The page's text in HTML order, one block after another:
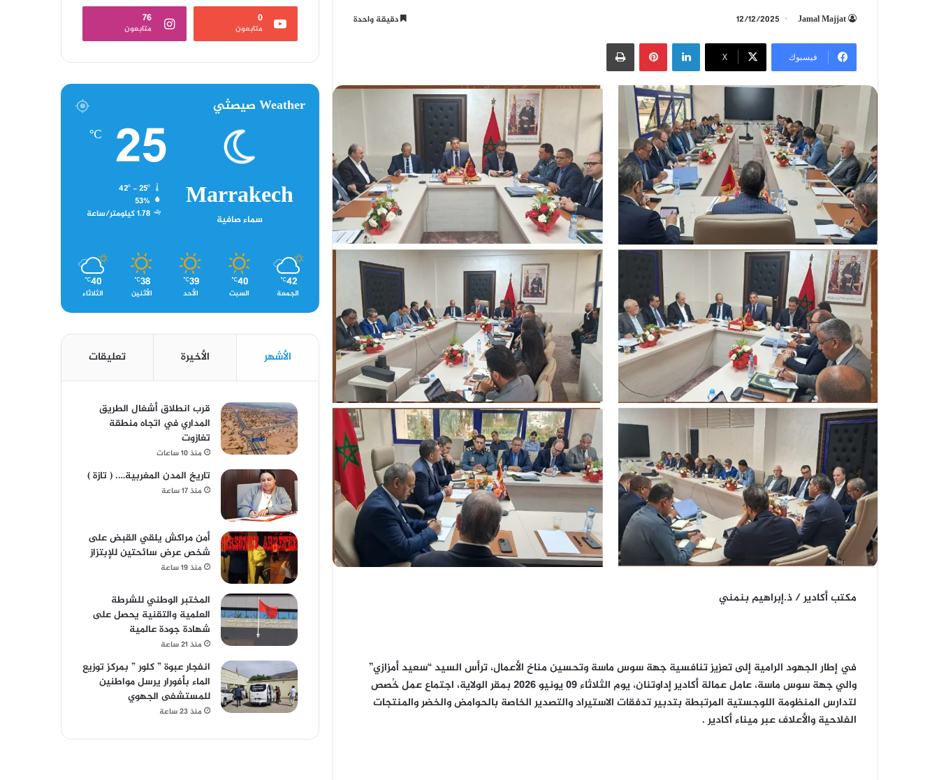
Jamal Majjat
12/12/2025 دقيقة واحدة
فيسبوك ‫X
لينكدإن بينتيريست
مكتب أكادير / ذ.إبراهيم بنمني
في إطار الجهود الرامية إلى تعزيز تنافسية جهة سوس ماسة وتحسين مناخ الأعمال، ترأس السيد “سعيد أمزازي”
والي جهة سوس ماسة، عامل عمالة أكادير إداوتنان، يوم الثلاثاء 09 يونيو 2026 بمقر الولاية، اجتماع عمل خُصص
لتدارس المنظومة اللوجستية المرتبطة بتدبير تدفقات الاستيراد والتصدير الخاصة بالحوامض والخضر والمنتجات
الفلاحية والأعلاف عبر ميناء أكادير .
0
متابعون
76
متابعون
Weather صيصثي
Marrakech
سماء صافية
25
℃
42º - 25º
53%
1.78 كيلومتر/ساعة
42
℃
الجمعة
40
℃
السبت
39
℃
الأحد
38
℃
الأثنين
40
℃
الثلاثاء
الأشهر الأخيرة تعليقات
قرب انطلاق أشغال الطريق
المداري في اتجاه منطقة
تغازوت
منذ 10 ساعات
تاريخ المدن المغربية…. ( تازة )
منذ 17 ساعة
أمن مراكش يلقي القبض على
شخص عرض سائحتين للإبتزاز
منذ 19 ساعة
المختبر الوطني للشرطة
العلمية والتقنية يحصل على
شهادة جودة عالمية
منذ 21 ساعة
انفجار عبوة ” كلور ” بمركز توزيع
الماء بأفورار يرسل مواطنين
للمستشفى الجهوي
منذ 23 ساعة